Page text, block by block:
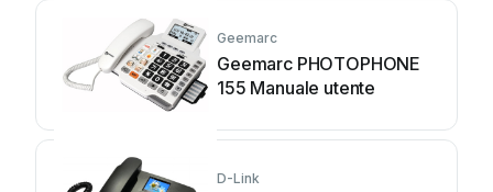
Geemarc
Geemarc PHOTOPHONE
155 Manuale utente
D-Link